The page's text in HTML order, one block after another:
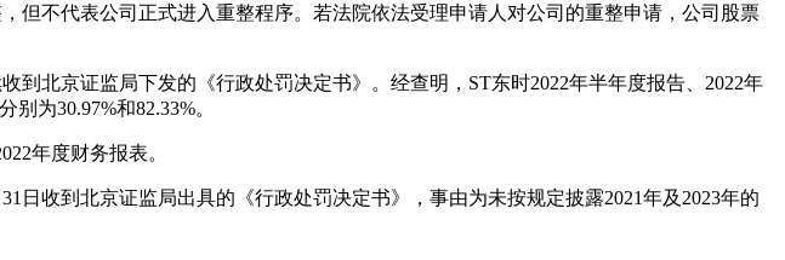
但不代表公司正式进入重整程序。若法院依法受理申请人对公司的重整申请，公司股票
北京证监局下发的《行政处罚决定书》。经查明，ST东时2022年半年度报告、2022年
为30.97%和82.33%。
年度财务报表。
日收到北京证监局出具的《行政处罚决定书》，事由为未按规定披露2021年及2023年的